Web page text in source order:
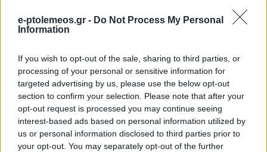
e-ptolemeos.gr - Do Not Process My Personal
Information
If you wish to opt-out of the sale, sharing to third parties, or
processing of your personal or sensitive information for
targeted advertising by us, please use the below opt-out
section to confirm your selection. Please note that after your
opt-out request is processed you may continue seeing
interest-based ads based on personal information utilized by
us or personal information disclosed to third parties prior to
your opt-out. You may separately opt-out of the further